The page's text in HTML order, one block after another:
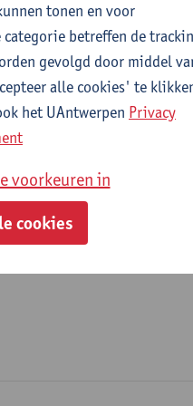
en
tonen en voor
betreffen de
gevolgd door middel
alle cookies' te
het UAntwerpen Privacy
voorkeuren in
cookies